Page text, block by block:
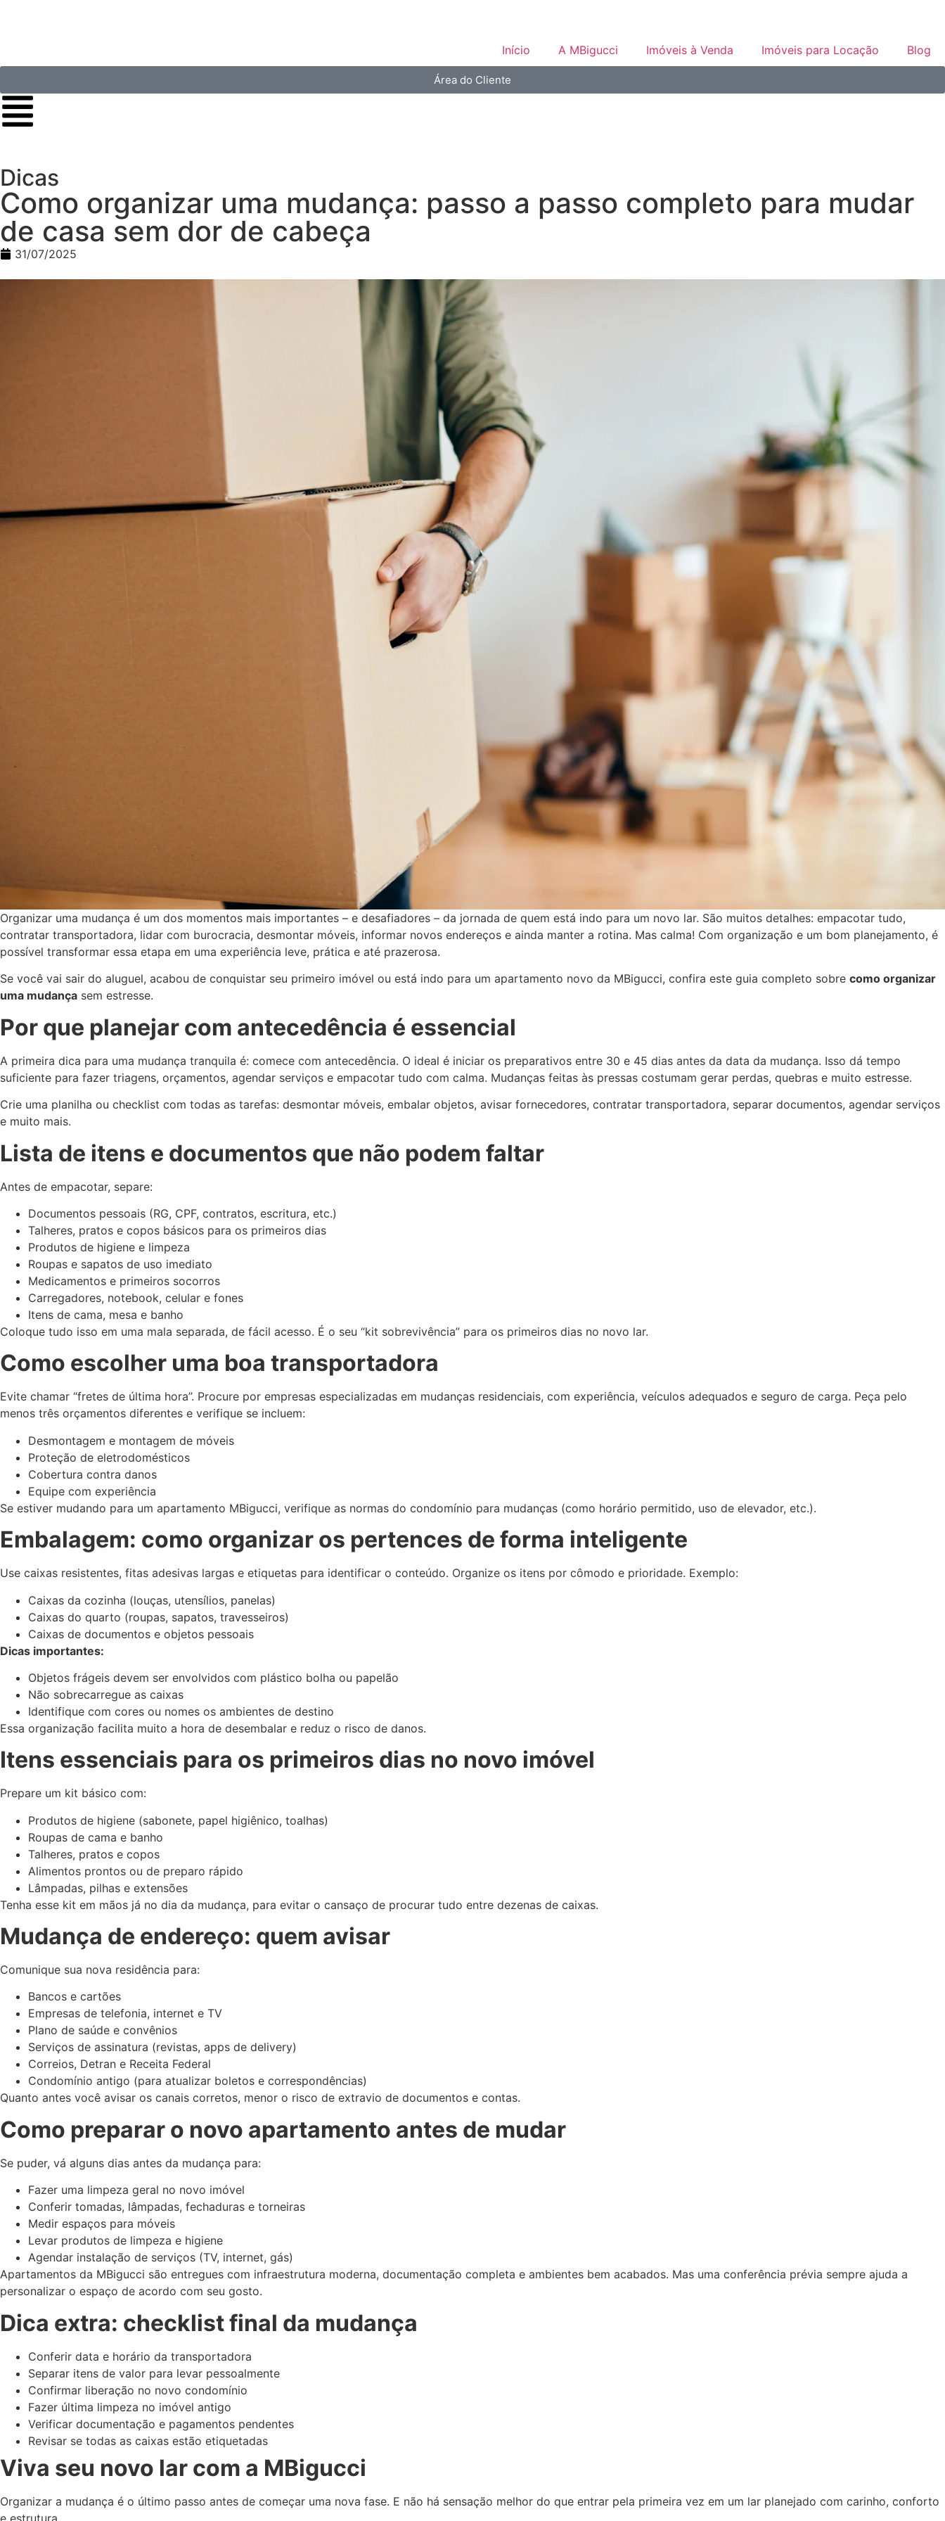
Início A MBigucci Imóveis à Venda Imóveis para Locação Blog
Área do Cliente
Dicas
Como organizar uma mudança: passo a passo completo para mudar
de casa sem dor de cabeça
31/07/2025
Organizar uma mudança é um dos momentos mais importantes – e desafiadores – da jornada de quem está indo para um novo lar. São muitos detalhes: empacotar tudo,
contratar transportadora, lidar com burocracia, desmontar móveis, informar novos endereços e ainda manter a rotina. Mas calma! Com organização e um bom planejamento, é
possível transformar essa etapa em uma experiência leve, prática e até prazerosa.
Se você vai sair do aluguel, acabou de conquistar seu primeiro imóvel ou está indo para um apartamento novo da MBigucci, confira este guia completo sobre como organizar
uma mudança sem estresse.
Por que planejar com antecedência é essencial
A primeira dica para uma mudança tranquila é: comece com antecedência. O ideal é iniciar os preparativos entre 30 e 45 dias antes da data da mudança. Isso dá tempo
suficiente para fazer triagens, orçamentos, agendar serviços e empacotar tudo com calma. Mudanças feitas às pressas costumam gerar perdas, quebras e muito estresse.
Crie uma planilha ou checklist com todas as tarefas: desmontar móveis, embalar objetos, avisar fornecedores, contratar transportadora, separar documentos, agendar serviços
e muito mais.
Lista de itens e documentos que não podem faltar
Antes de empacotar, separe:
Documentos pessoais (RG, CPF, contratos, escritura, etc.)
Talheres, pratos e copos básicos para os primeiros dias
Produtos de higiene e limpeza
Roupas e sapatos de uso imediato
Medicamentos e primeiros socorros
Carregadores, notebook, celular e fones
Itens de cama, mesa e banho
Coloque tudo isso em uma mala separada, de fácil acesso. É o seu “kit sobrevivência” para os primeiros dias no novo lar.
Como escolher uma boa transportadora
Evite chamar “fretes de última hora”. Procure por empresas especializadas em mudanças residenciais, com experiência, veículos adequados e seguro de carga. Peça pelo
menos três orçamentos diferentes e verifique se incluem:
Desmontagem e montagem de móveis
Proteção de eletrodomésticos
Cobertura contra danos
Equipe com experiência
Se estiver mudando para um apartamento MBigucci, verifique as normas do condomínio para mudanças (como horário permitido, uso de elevador, etc.).
Embalagem: como organizar os pertences de forma inteligente
Use caixas resistentes, fitas adesivas largas e etiquetas para identificar o conteúdo. Organize os itens por cômodo e prioridade. Exemplo:
Caixas da cozinha (louças, utensílios, panelas)
Caixas do quarto (roupas, sapatos, travesseiros)
Caixas de documentos e objetos pessoais
Dicas importantes:
Objetos frágeis devem ser envolvidos com plástico bolha ou papelão
Não sobrecarregue as caixas
Identifique com cores ou nomes os ambientes de destino
Essa organização facilita muito a hora de desembalar e reduz o risco de danos.
Itens essenciais para os primeiros dias no novo imóvel
Prepare um kit básico com:
Produtos de higiene (sabonete, papel higiênico, toalhas)
Roupas de cama e banho
Talheres, pratos e copos
Alimentos prontos ou de preparo rápido
Lâmpadas, pilhas e extensões
Tenha esse kit em mãos já no dia da mudança, para evitar o cansaço de procurar tudo entre dezenas de caixas.
Mudança de endereço: quem avisar
Comunique sua nova residência para:
Bancos e cartões
Empresas de telefonia, internet e TV
Plano de saúde e convênios
Serviços de assinatura (revistas, apps de delivery)
Correios, Detran e Receita Federal
Condomínio antigo (para atualizar boletos e correspondências)
Quanto antes você avisar os canais corretos, menor o risco de extravio de documentos e contas.
Como preparar o novo apartamento antes de mudar
Se puder, vá alguns dias antes da mudança para:
Fazer uma limpeza geral no novo imóvel
Conferir tomadas, lâmpadas, fechaduras e torneiras
Medir espaços para móveis
Levar produtos de limpeza e higiene
Agendar instalação de serviços (TV, internet, gás)
Apartamentos da MBigucci são entregues com infraestrutura moderna, documentação completa e ambientes bem acabados. Mas uma conferência prévia sempre ajuda a
personalizar o espaço de acordo com seu gosto.
Dica extra: checklist final da mudança
Conferir data e horário da transportadora
Separar itens de valor para levar pessoalmente
Confirmar liberação no novo condomínio
Fazer última limpeza no imóvel antigo
Verificar documentação e pagamentos pendentes
Revisar se todas as caixas estão etiquetadas
Viva seu novo lar com a MBigucci
Organizar a mudança é o último passo antes de começar uma nova fase. E não há sensação melhor do que entrar pela primeira vez em um lar planejado com carinho, conforto
e estrutura.